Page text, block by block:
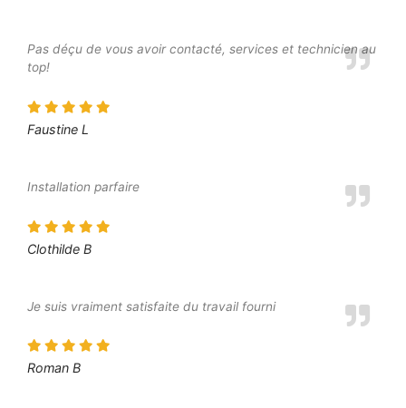
Pas déçu de vous avoir contacté, services et technicien au
top!
Faustine L
Installation parfaire
Clothilde B
Je suis vraiment satisfaite du travail fourni
Roman B